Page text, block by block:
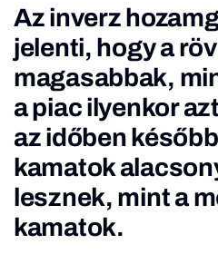
Az inverz
jelenti, hogy a
magasabbak,
a piac ilyenkor
az időben
kamatok
lesznek, mint a
kamatok.